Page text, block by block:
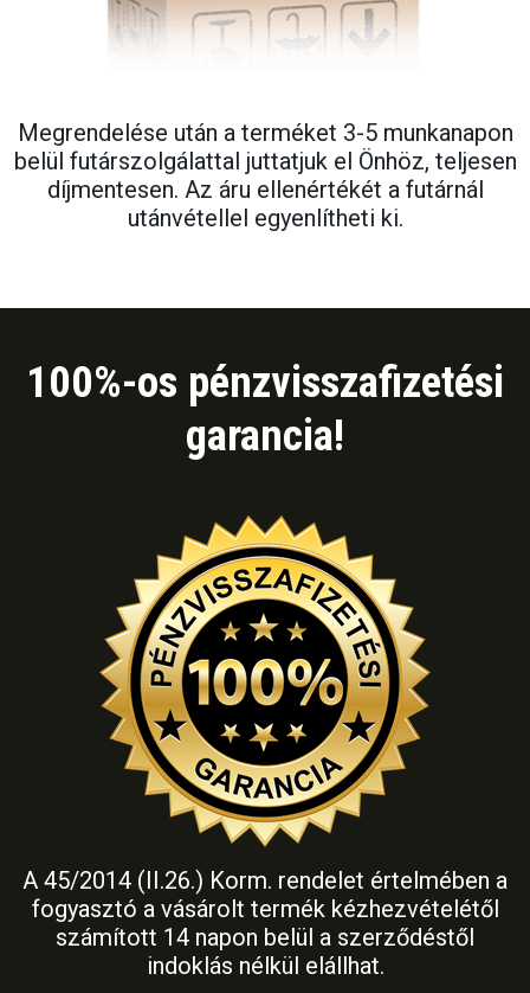
Megrendelése után a terméket 3-5 munkanapon
belül futárszolgálattal juttatjuk el Önhöz, teljesen
díjmentesen. Az áru ellenértékét a futárnál
utánvétellel egyenlítheti ki.
100%-os pénzvisszafizetési
garancia!
A 45/2014 (II.26.) Korm. rendelet értelmében a
fogyasztó a vásárolt termék kézhezvételétől
számított 14 napon belül a szerződéstől
indoklás nélkül elállhat.